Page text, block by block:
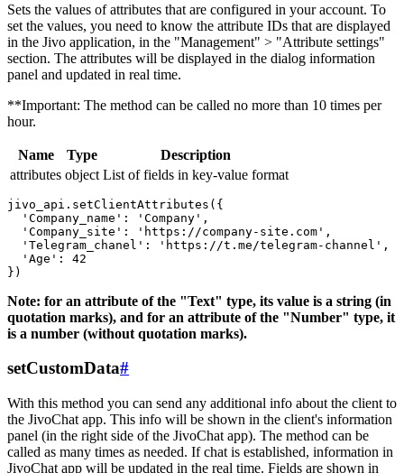
Sets the values ​​of attributes that are configured in your account. To
set the values, you need to know the attribute IDs that are displayed
in the Jivo application, in the "Management" > "Attribute settings"
section. The attributes will be displayed in the dialog information
panel and updated in real time.
**Important: The method can be called no more than 10 times per
hour.
Name Type
Description
attributes object List of fields in key-value format
jivo_api.setClientAttributes({
  'Company_name': 'Company',
  'Company_site': 'https://company-site.com',
  'Telegram_chanel': 'https://t.me/telegram-channel',
  'Age': 42
Note: for an attribute of the "Text" type, its value is a string (in
quotation marks), and for an attribute of the "Number" type, it
is a number (without quotation marks).
setCustomData#
With this method you can send any additional info about the client to
the JivoChat app. This info will be shown in the client's information
panel (in the right side of the JivoChat app). The method can be
called as many times as needed. If chat is established, information in
JivoChat app will be updated in the real time. Fields are shown in